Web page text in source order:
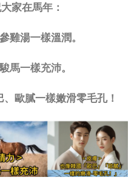
家在馬年：
雞湯一樣溫潤。
馬一樣充沛。
歐膩一樣嫩滑零毛孔！